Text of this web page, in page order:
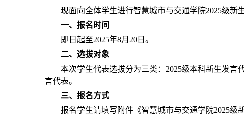
现面向全体学生进行智慧城市与交通学院2025级新
一、报名时间
即日起至2025年8月20日。
二、选拔对象
本次学生代表选拔分为三类：2025级本科新生发言
言代表。
三、报名方式
报名学生请填写附件《智慧城市与交通学院2025级